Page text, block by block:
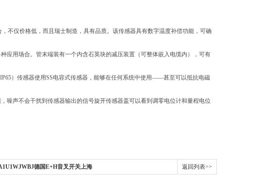
不仅价格低，而且瑞士制造，具有品质。该传感器具有数字温度补偿功能，可确
应用场合。管末端装有一个内含石英块的减压装置（可整体嵌入电缆内），可有
）传感器使用SS电容式传感器，能够在任何系统中使用——甚至可以抵抗电磁
噪声不会干扰到传感器输出的信号旋开传感器盖可以看到调零电位计和量程电位
德国E+H音叉开关上海 返回列表>>